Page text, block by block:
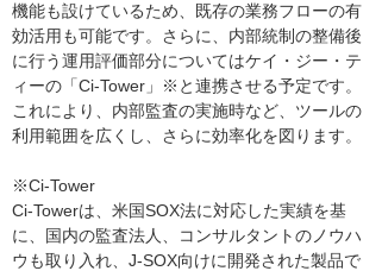
機能も設けているため、既存の業務フローの有
効活用も可能です。さらに、内部統制の整備後
に行う運用評価部分についてはケイ・ジー・テ
ィーの「Ci-Tower」※と連携させる予定です。
これにより、内部監査の実施時など、ツールの
利用範囲を広くし、さらに効率化を図ります。
※Ci-Tower
Ci-Towerは、米国SOX法に対応した実績を基
に、国内の監査法人、コンサルタントのノウハ
ウも取り入れ、J-SOX向けに開発された製品で